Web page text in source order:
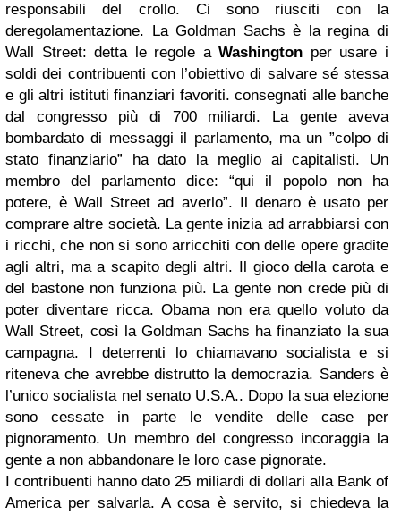
responsabili del crollo. Ci sono riusciti con la
deregolamentazione. La Goldman Sachs è la regina di
Wall Street: detta le regole aWashington per usare i
soldi dei contribuenti con l’obiettivo di salvare sé stessa
e gli altri istituti finanziari favoriti. consegnati alle banche
dal congresso più di 700 miliardi. La gente aveva
bombardato di messaggi il parlamento, ma un ”colpo di
stato finanziario” ha dato la meglio ai capitalisti. Un
membro del parlamento dice: “qui il popolo non ha
potere, è Wall Street ad averlo”. Il denaro è usato per
comprare altre società. La gente inizia ad arrabbiarsi con
i ricchi, che non si sono arricchiti con delle opere gradite
agli altri, ma a scapito degli altri. Il gioco della carota e
del bastone non funziona più. La gente non crede più di
poter diventare ricca. Obama non era quello voluto da
Wall Street, così la Goldman Sachs ha finanziato la sua
campagna. I deterrenti lo chiamavano socialista e si
riteneva che avrebbe distrutto la democrazia. Sanders è
l’unico socialista nel senato U.S.A.. Dopo la sua elezione
sono cessate in parte le vendite delle case per
pignoramento. Un membro del congresso incoraggia la
gente a non abbandonare le loro case pignorate.
I contribuenti hanno dato 25 miliardi di dollari alla Bank of
America per salvarla. A cosa è servito, si chiedeva la